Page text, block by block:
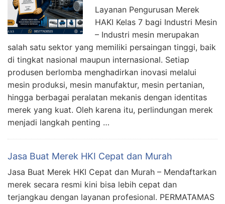
Layanan Pengurusan Merek
HAKI Kelas 7 bagi Industri Mesin
– Industri mesin merupakan
salah satu sektor yang memiliki persaingan tinggi, baik
di tingkat nasional maupun internasional. Setiap
produsen berlomba menghadirkan inovasi melalui
mesin produksi, mesin manufaktur, mesin pertanian,
hingga berbagai peralatan mekanis dengan identitas
merek yang kuat. Oleh karena itu, perlindungan merek
menjadi langkah penting …
Jasa Buat Merek HKI Cepat dan Murah
Jasa Buat Merek HKI Cepat dan Murah – Mendaftarkan
merek secara resmi kini bisa lebih cepat dan
terjangkau dengan layanan profesional. PERMATAMAS